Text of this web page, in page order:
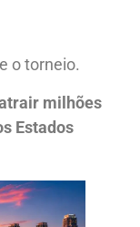
o torneio.
milhões
Estados